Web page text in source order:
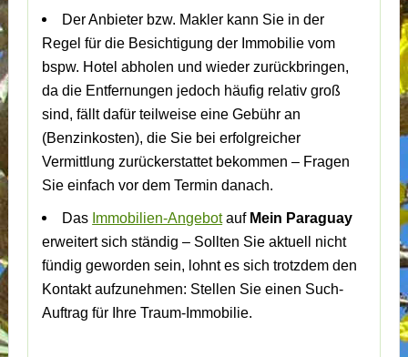
Der Anbieter bzw. Makler kann Sie in der
Regel für die Besichtigung der Immobilie vom
bspw. Hotel abholen und wieder zurückbringen,
da die Entfernungen jedoch häufig relativ groß
sind, fällt dafür teilweise eine Gebühr an
(Benzinkosten), die Sie bei erfolgreicher
Vermittlung zurückerstattet bekommen – Fragen
Sie einfach vor dem Termin danach.
Das Immobilien-Angebotauf Mein Paraguay
erweitert sich ständig – Sollten Sie aktuell nicht
fündig geworden sein, lohnt es sich trotzdem den
Kontakt aufzunehmen: Stellen Sie einen Such-
Auftrag für Ihre Traum-Immobilie.